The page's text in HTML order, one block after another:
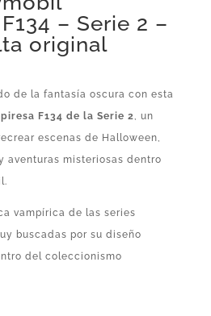
– Serie 2 –
original
de la fantasía oscura con esta
F134 de la Serie 2
, un
escenas de Halloween,
aventuras misteriosas dentro
vampírica de las series
buscadas por su diseño
del coleccionismo